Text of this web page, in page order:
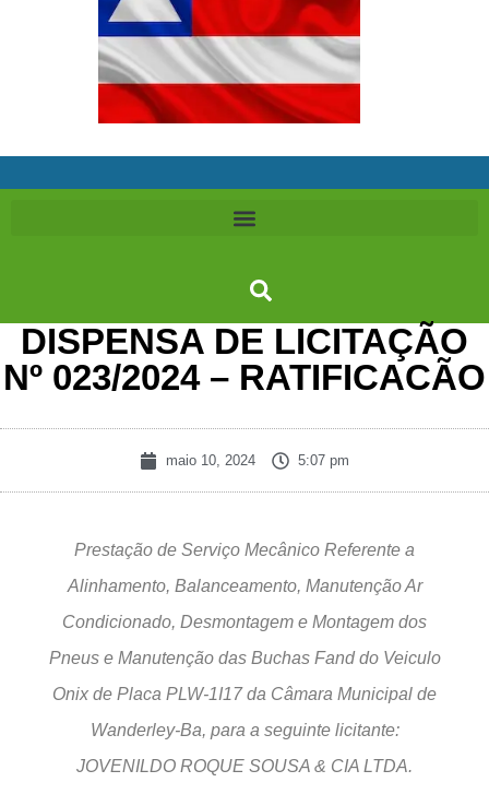
DISPENSA DE LICITAÇÃO
Nº 023/2024 – RATIFICACÃO
maio 10, 2024 5:07 pm
Prestação de Serviço Mecânico Referente a
Alinhamento, Balanceamento, Manutenção Ar
Condicionado, Desmontagem e Montagem dos
Pneus e Manutenção das Buchas Fand do Veiculo
Onix de Placa PLW-1I17 da Câmara Municipal de
Wanderley-Ba, para a seguinte licitante:
JOVENILDO ROQUE SOUSA & CIA LTDA.